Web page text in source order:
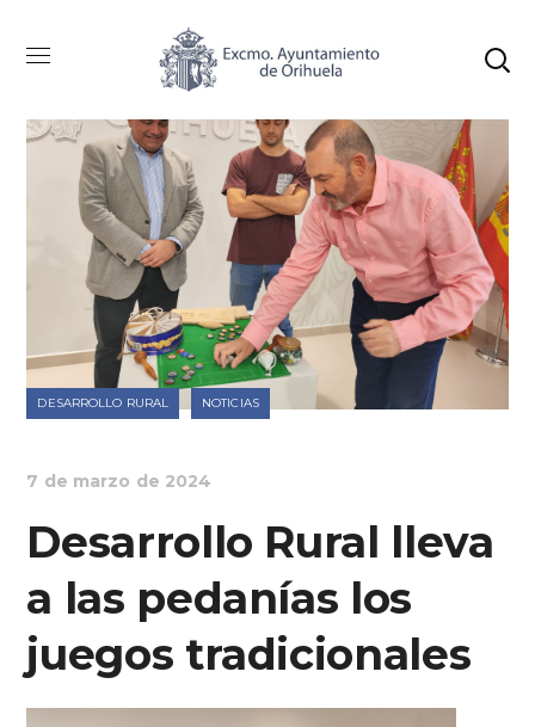
DESARROLLO RURAL NOTICIAS
7 de marzo de 2024
Desarrollo Rural lleva
a las pedanías los
juegos tradicionales